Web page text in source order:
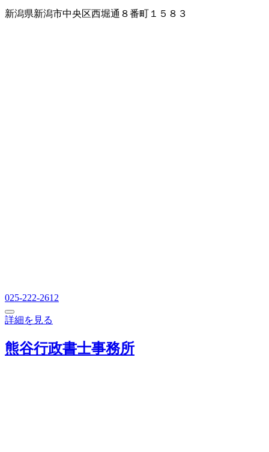
新潟県新潟市中央区西堀通８番町１５８３
025-222-2612
詳細を見る
熊谷行政書士事務所